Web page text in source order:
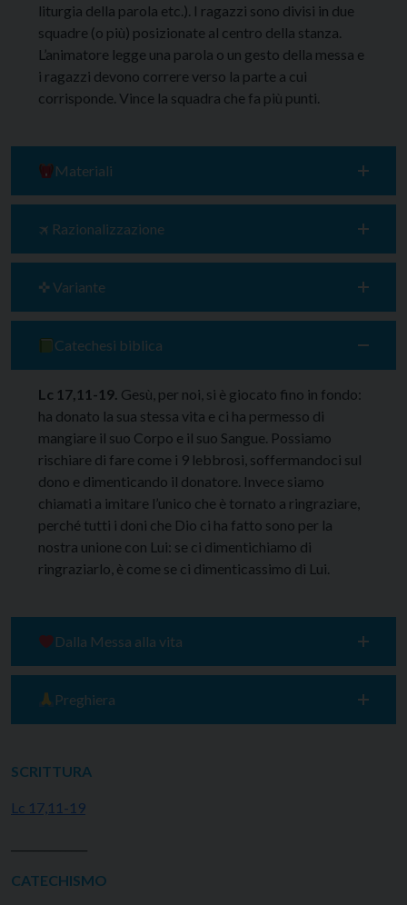
liturgia della parola etc.). I ragazzi sono divisi in due
squadre (o più) posizionate al centro della stanza.
L’animatore legge una parola o un gesto della messa e
i ragazzi devono correre verso la parte a cui
corrisponde. Vince la squadra che fa più punti.
Materiali
🛪 Razionalizzazione
✜ Variante
Catechesi biblica
Lc 17,11-19. Gesù, per noi, si è giocato fino in fondo:
ha donato la sua stessa vita e ci ha permesso di
mangiare il suo Corpo e il suo Sangue. Possiamo
rischiare di fare come i 9 lebbrosi, soffermandoci sul
dono e dimenticando il donatore. Invece siamo
chiamati a imitare l’unico che è tornato a ringraziare,
perché tutti i doni che Dio ci ha fatto sono per la
nostra unione con Lui: se ci dimentichiamo di
ringraziarlo, è come se ci dimenticassimo di Lui.
Dalla Messa alla vita
Preghiera
SCRITTURA
Lc 17,11-19
CATECHISMO